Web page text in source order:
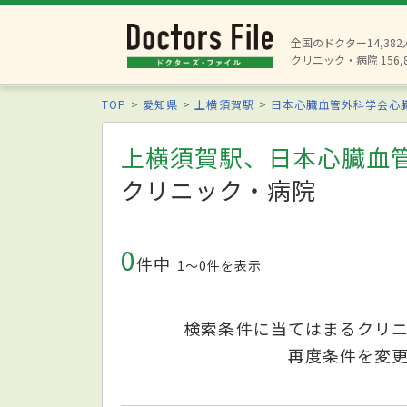
全国のドクター14,382
クリニック・病院
TOP 愛知県 上横須賀駅 日本心臓血管外科学会心
上横須賀駅、日本心臓
クリニック・病院
0件中 1〜0件を表示
検索条件に当てはまるクリ
再度条件を変